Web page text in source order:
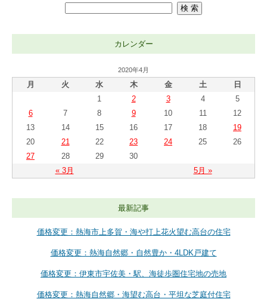
カレンダー
2020年4月
月 火 水 木 金 土 日
« 3月 5月 »
1 2 3 4
5
6
7 8 9 10 11
12
13
14 15 16 17 18
19
20
21 22 23 24 25
26
27
28 29 30
最新記事
価格変更：熱海市上多賀・海や打上花火望む高台の住宅
価格変更：熱海自然郷・自然豊か・4LDK戸建て
価格変更：伊東市宇佐美・駅、海徒歩圏住宅地の売地
価格変更：熱海自然郷・海望む高台・平坦な芝庭付住宅